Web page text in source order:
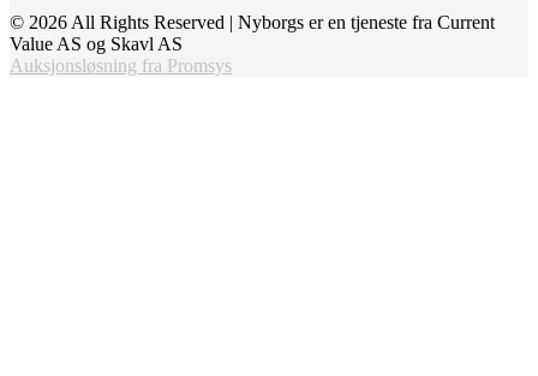
© 2026 All Rights Reserved | Nyborgs er en tjeneste fra Current
Value AS og Skavl AS
Auksjonsløsning fra Promsys